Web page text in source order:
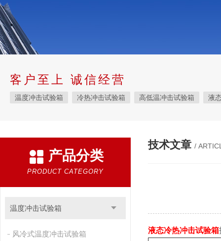
客户至上 诚信经营
温度冲击试验箱 冷热冲击试验箱 高低温冲击试验箱 液
霉菌试验箱 应力筛选试验箱 IPX9K淋雨箱 温湿度检定箱
盐雾试验箱 老化试验箱
自然恒温对流试验箱 自动化产线高低温试验箱
新能源专用设备 PCT高压加速老化试验机
绝缘裂化.特性评价系统
产品分类
PRODUCT CATEGORY
温度冲击试验箱
风冷式温度冲击试验箱
技术文章 /
液态冷热冲击试验箱